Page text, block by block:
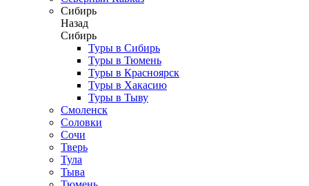
Сибирь
Назад
Сибирь
Туры в Сибирь
Туры в Тюмень
Туры в Красноярск
Туры в Хакасию
Туры в Тыву
Смоленск
Соловки
Сочи
Тверь
Тула
Тыва